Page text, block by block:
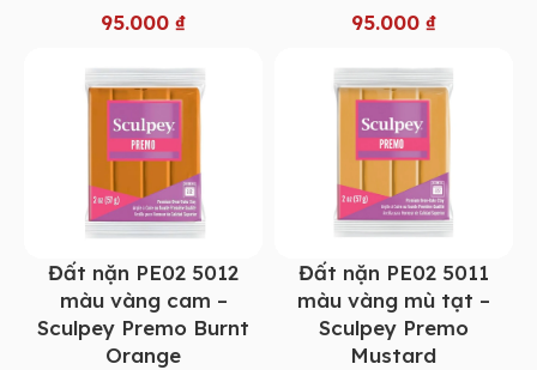
95.000 ₫
95.000 ₫
Đất nặn PE02 5012
màu vàng cam –
Sculpey Premo Burnt
Orange
Đất nặn PE02 5011
màu vàng mù tạt –
Sculpey Premo
Mustard